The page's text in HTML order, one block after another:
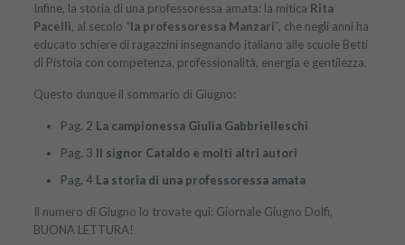
Infine, la storia di una professoressa amata: la mitica Rita
Pacelli, al secolo “la professoressa Manzari”, che negli anni ha
educato schiere di ragazzini insegnando italiano alle scuole Betti
di Pistoia con competenza, professionalità, energia e gentilezza.
Questo dunque il sommario di Giugno:
Pag. 2 La campionessa Giulia Gabbrielleschi
Pag. 3 Il signor Cataldo e molti altri autori
Pag. 4 La storia di una professoressa amata
Il numero di Giugno lo trovate qui: Giornale Giugno Dolfi,
BUONA LETTURA!